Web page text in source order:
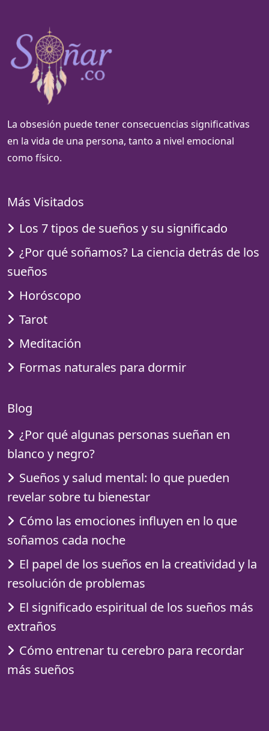
La obsesión puede tener consecuencias significativas
en la vida de una persona, tanto a nivel emocional
como físico.
Más Visitados
Los 7 tipos de sueños y su significado
¿Por qué soñamos? La ciencia detrás de los
sueños
Horóscopo
Tarot
Meditación
Formas naturales para dormir
Blog
¿Por qué algunas personas sueñan en
blanco y negro?
Sueños y salud mental: lo que pueden
revelar sobre tu bienestar
Cómo las emociones influyen en lo que
soñamos cada noche
El papel de los sueños en la creatividad y la
resolución de problemas
El significado espiritual de los sueños más
extraños
Cómo entrenar tu cerebro para recordar
más sueños